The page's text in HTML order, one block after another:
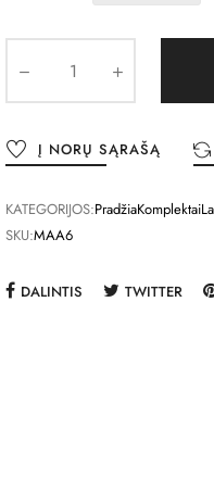
Į NORŲ SĄRAŠĄ
KATEGORIJOS:PradžiaKomplektai
SKU:MAA6
DALINTIS TWITTER